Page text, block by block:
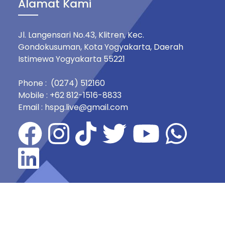
Alamat Kami
Jl. Langensari No.43, Klitren, Kec.
Gondokusuman, Kota Yogyakarta, Daerah
Istimewa Yogyakarta 55221
Phone : (0274) 512160
Mobile : +62 812-1516-8833
Email : hspg.live@gmail.com